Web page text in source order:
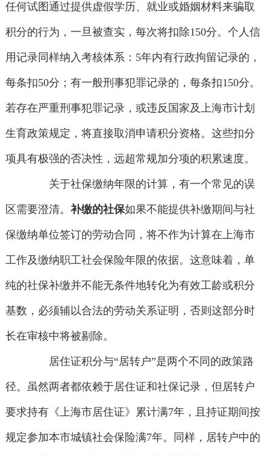
任何试图通过提供虚假学历、就业或婚姻材料来骗取
积分的行为，一旦被查实，每次将扣除150分。个人信
用记录同样纳入考核体系：5年内有行政拘留记录的，
每条扣50分；有一般刑事犯罪记录的，每条扣150分。
若存在严重刑事犯罪记录，或违反国家及上海市计划
生育政策规定，将直接取消申请积分资格。这些扣分
项具有极强的否决性，远超常规加分项的积累速度。
关于社保缴纳年限的计算，有一个常见的误
区需要澄清。 补缴的社保如果不能提供补缴期间与社
保缴纳单位签订的劳动合同，将不作为计算在上海市
工作及缴纳职工社会保险年限的依据。这意味着，单
纯的社保补缴并不能无条件地转化为有效工龄或积分
基数，必须辅以合法的劳动关系证明，否则这部分时
长在审核中将被剔除。
居住证积分与“居转户”是两个不同的政策路
径。虽然两者都依赖于居住证和社保记录，但居转户
要求持有《上海市居住证》累计满7年，且持证期间按
规定参加本市城镇社会保险满7年。同样，居转户中的